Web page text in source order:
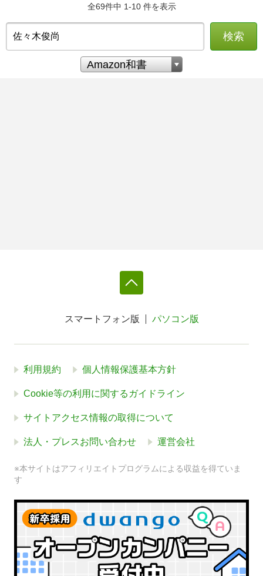
全69件中 1-10 件を表示
検索
スマートフォン版 パソコン版
利用規約 個人情報保護基本方針
Cookie等の利用に関するガイドライン
サイトアクセス情報の取得について
法人・プレスお問い合わせ 運営会社
※本サイトはアフィリエイトプログラムによる収益を得ていま
す